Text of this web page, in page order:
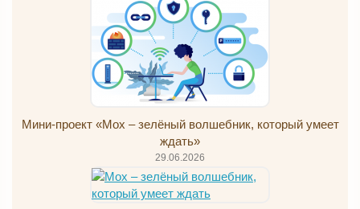
Мини-проект «Мох – зелёный волшебник, который умеет
ждать»
29.06.2026